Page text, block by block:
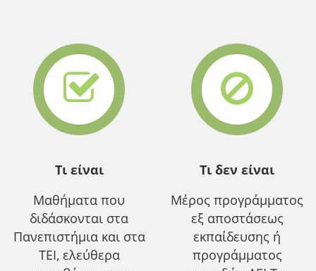
Τι είναι
Μαθήματα που
διδάσκονται στα
Πανεπιστήμια και στα
ΤΕΙ, ελεύθερα
Τι δεν είναι
Μέρος προγράμματος
εξ αποστάσεως
εκπαίδευσης ή
προγράμματος